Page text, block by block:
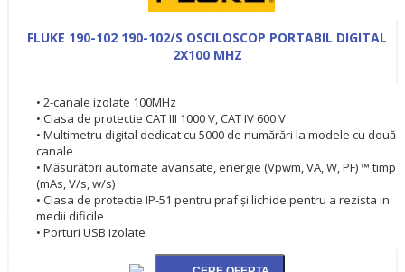
FLUKE 190-102 190-102/S OSCILOSCOP PORTABIL DIGITAL
2X100 MHZ
• 2-canale izolate 100MHz
• Clasa de protectie CAT III 1000 V, CAT IV 600 V
• Multimetru digital dedicat cu 5000 de numărări la modele cu două
canale
• Măsurători automate avansate, energie (Vpwm, VA, W, PF) ™ timp
(mAs, V/s, w/s)
• Clasa de protectie IP-51 pentru praf şi lichide pentru a rezista in
medii dificile
• Porturi USB izolate